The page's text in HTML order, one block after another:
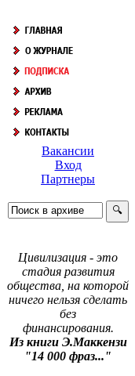
Вакансии
Вход
Партнеры
Цивилизация - это
стадия развития
общества, на которой
ничего нельзя сделать
без
финансирования.
Из книги Э.Маккензи
"14 000 фраз..."